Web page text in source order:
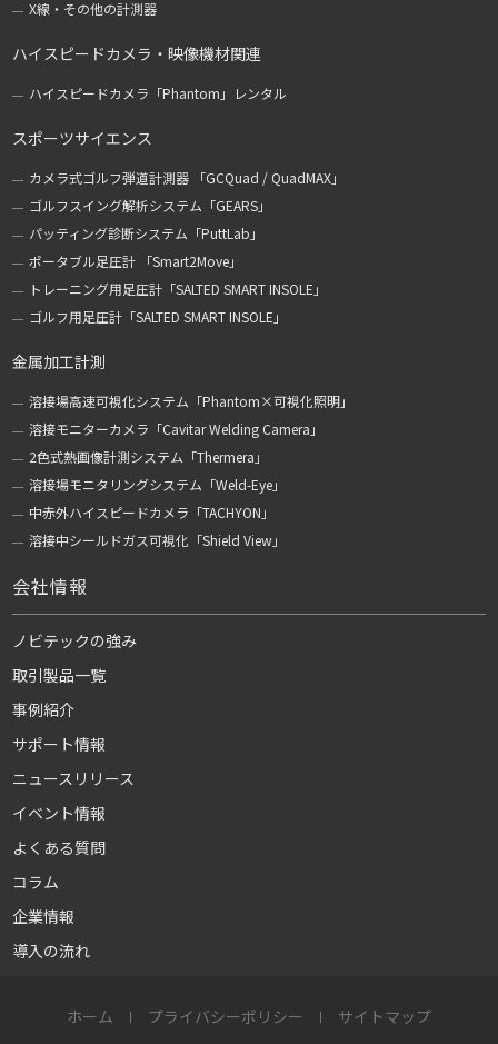
X線・その他の計測器
ハイスピードカメラ・映像機材関連
ハイスピードカメラ「Phantom」レンタル
スポーツサイエンス
カメラ式ゴルフ弾道計測器 「GCQuad / QuadMAX」
ゴルフスイング解析システム「GEARS」
パッティング診断システム「PuttLab」
ポータブル足圧計 「Smart2Move」
トレーニング用足圧計「SALTED SMART INSOLE」
ゴルフ用足圧計「SALTED SMART INSOLE」
金属加工計測
溶接場高速可視化システム「Phantom×可視化照明」
溶接モニターカメラ「Cavitar Welding Camera」
2色式熱画像計測システム「Thermera」
溶接場モニタリングシステム「Weld-Eye」
中赤外ハイスピードカメラ「TACHYON」
溶接中シールドガス可視化「Shield View」
会社情報
ノビテックの強み
取引製品一覧
事例紹介
サポート情報
ニュースリリース
イベント情報
よくある質問
コラム
企業情報
導入の流れ
ホーム プライバシーポリシー サイトマップ